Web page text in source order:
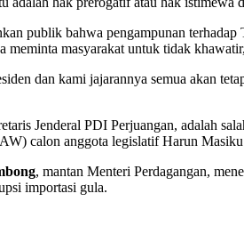
publik bahwa pengampunan
meminta masyarakat untuk tidak
dan kami jajarannya semua akan
Jenderal PDI Perjuangan, adalah
calon anggota legislatif Harun
, mantan Menteri Perdagangan,
importasi gula.